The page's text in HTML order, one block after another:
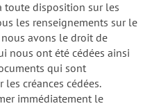
toute disposition sur les
les renseignements sur le
avons le droit de
nous ont été cédées ainsi
qui sont
créances cédées.
immédiatement le